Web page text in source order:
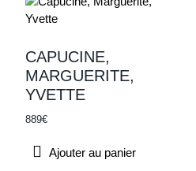
CAPUCINE,
MARGUERITE,
YVETTE
889€
Ajouter au panier